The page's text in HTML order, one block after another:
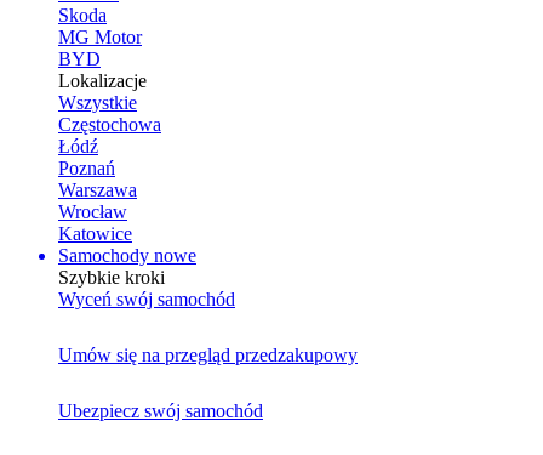
Skoda
MG Motor
BYD
Lokalizacje
Wszystkie
Częstochowa
Łódź
Poznań
Warszawa
Wrocław
Katowice
Samochody nowe
Szybkie kroki
Wyceń swój samochód
Umów się na przegląd przedzakupowy
Ubezpiecz swój samochód